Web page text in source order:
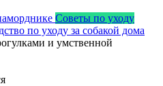
Советы по уходу
по уходу за собакой дома
и умственной